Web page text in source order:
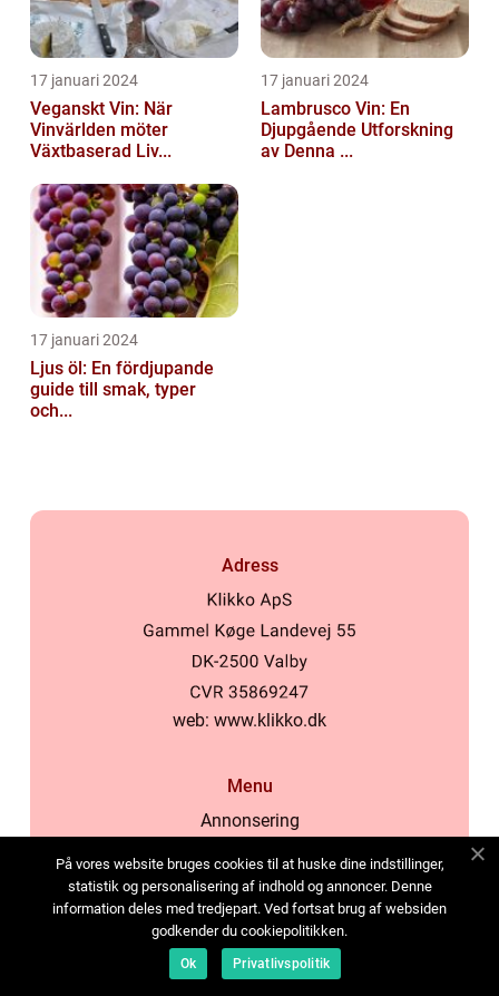
17 januari 2024
Veganskt Vin: När
Vinvärlden möter
Växtbaserad Liv...
17 januari 2024
Lambrusco Vin: En
Djupgående Utforskning
av Denna ...
17 januari 2024
Ljus öl: En fördjupande
guide till smak, typer
och...
Adress
web: www.klikko.dk
Menu
Annonsering
Cookies
Kontakta oss
Sitemap
På vores website bruges cookies til at huske dine indstillinger,
statistik og personalisering af indhold og annoncer. Denne
information deles med tredjepart. Ved fortsat brug af websiden
godkender du cookiepolitikken.
Ok Privatlivspolitik